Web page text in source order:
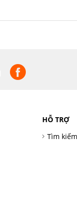
HỖ TRỢ
Tìm kiếm